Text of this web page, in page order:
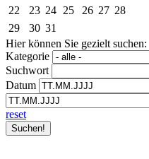
22
23 24 25 26 27 28
29
30 31
Hier können Sie gezielt suchen:
Kategorie
Suchwort
Datum
reset